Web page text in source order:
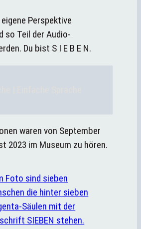
eigene Perspektive
so Teil der Audio-
Du bist S I E B E N.
waren von September
2023 im Museum zu hören.